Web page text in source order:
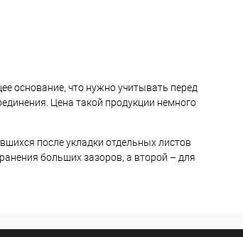
основание, что нужно учитывать перед
Цена такой продукции немного
после укладки отдельных листов
больших зазоров, а второй – для